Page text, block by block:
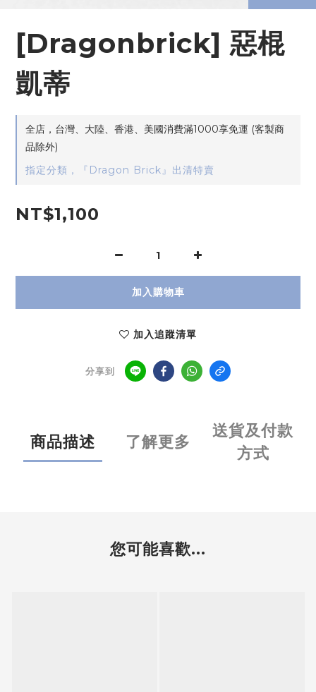
[Dragonbrick] 惡棍
凱蒂
全店，台灣、大陸、香港、美國消費滿1000享免運 (客製商
品除外)
指定分類，『Dragon Brick』出清特賣
NT$1,100
加入購物車
加入追蹤清單
分享到
商品描述 了解更多
送貨及付款
方式
您可能喜歡...